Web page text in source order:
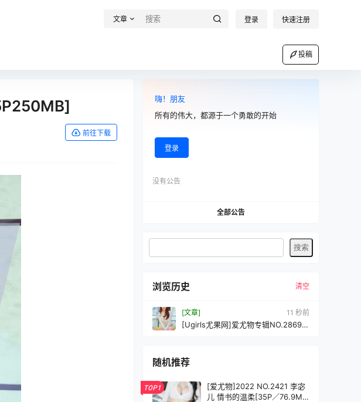
文章 登录 快速注册
投稿
前往下载
嗨！朋友
所有的伟大，都源于一个勇敢的开始
登录
没有公告
全部公告
浏览历史 清空
[文章] 12 秒前
[Ugirls尤果网]爱尤物专辑NO.2869笑
随机推荐
TOP1
[爱尤物]2022 NO.2421 李宓
儿 情书的温柔[35P／76.9M